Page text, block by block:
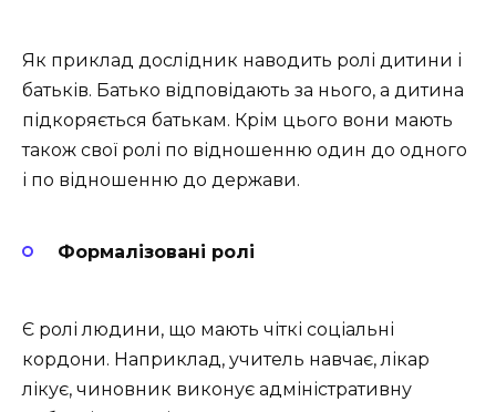
Як приклад дослідник наводить ролі дитини і
батьків. Батько відповідають за нього, а дитина
підкоряється батькам. Крім цього вони мають
також свої ролі по відношенню один до одного
і по відношенню до держави.
Формалізовані ролі
Є ролі людини, що мають чіткі соціальні
кордони. Наприклад, учитель навчає, лікар
лікує, чиновник виконує адміністративну